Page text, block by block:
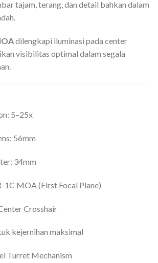
tajam, terang, dan detail bahkan dalam
dilengkapi iluminasi pada center
visibilitas optimal dalam segala
5–25x
56mm
34mm
1C MOA (First Focal Plane)
Crosshair
kejernihan maksimal
Turret Mechanism